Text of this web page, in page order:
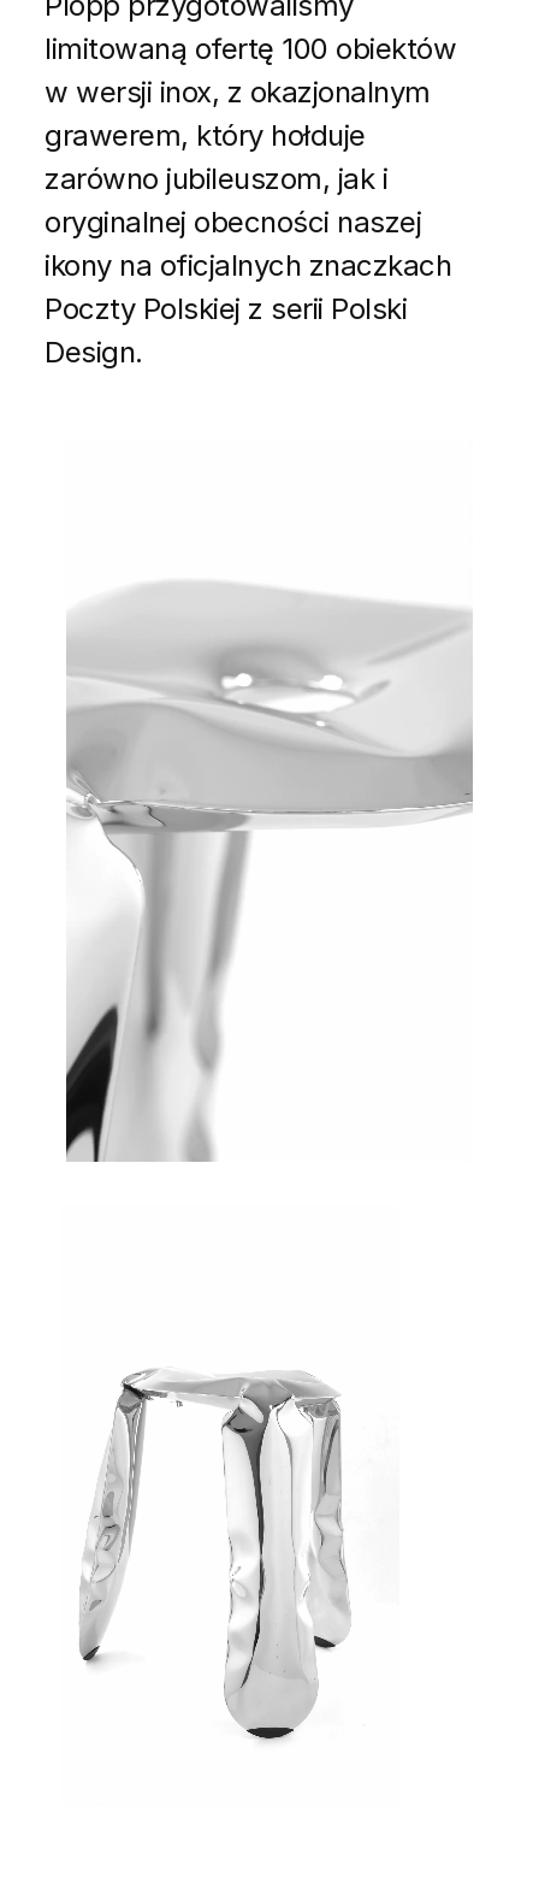
limitowaną ofertę 100 obiektów
w wersji inox, z okazjonalnym
grawerem, który hołduje
zarówno jubileuszom, jak i
oryginalnej obecności naszej
ikony na oficjalnych znaczkach
Poczty Polskiej z serii Polski
Design.